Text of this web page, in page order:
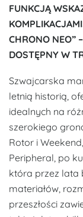
FUNKCJĄ
CHRONO NEO”
DOSTĘPNY W
Szwajcarska
letnią historią,
idealnych na
szerokiego
Rotor i
Peripheral, po
która przez lata
materiałów,
przeszłości